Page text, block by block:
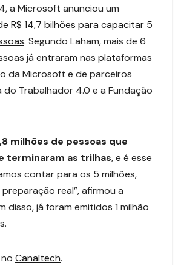
a Microsoft anunciou um
R$ 14,7 bilhões para capacitar 5
. Segundo Laham, mais de 6
já entraram nas plataformas
da Microsoft e de parceiros
do Trabalhador 4.0 e a Fundação
milhões de pessoas que
terminaram as trilhas, e é esse
contar para os 5 milhões,
real”, afirmou a
disso, já foram emitidos 1 milhão
Canaltech.